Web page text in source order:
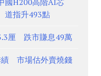
指升493點
厘 跌市賺息49萬
績 市場估外賣燒錢